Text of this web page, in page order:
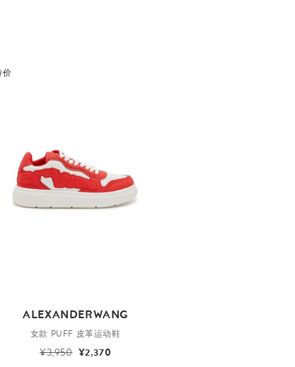
价
ALEXANDERWANG
女款 PUFF 皮革运动鞋
¥3,950 ¥2,370